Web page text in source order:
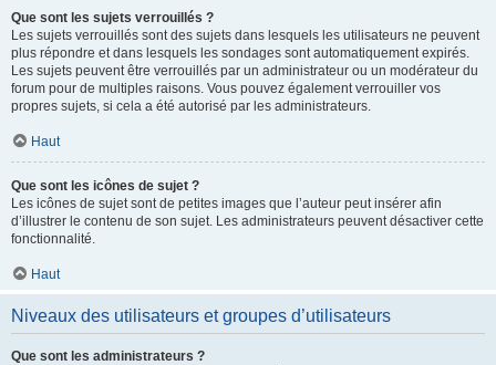
Que sont les sujets verrouillés ?
Les sujets verrouillés sont des sujets dans lesquels les utilisateurs ne peuvent
plus répondre et dans lesquels les sondages sont automatiquement expirés.
Les sujets peuvent être verrouillés par un administrateur ou un modérateur du
forum pour de multiples raisons. Vous pouvez également verrouiller vos
propres sujets, si cela a été autorisé par les administrateurs.
Haut
Que sont les icônes de sujet ?
Les icônes de sujet sont de petites images que l’auteur peut insérer afin
d’illustrer le contenu de son sujet. Les administrateurs peuvent désactiver cette
fonctionnalité.
Haut
Niveaux des utilisateurs et groupes d’utilisateurs
Que sont les administrateurs ?